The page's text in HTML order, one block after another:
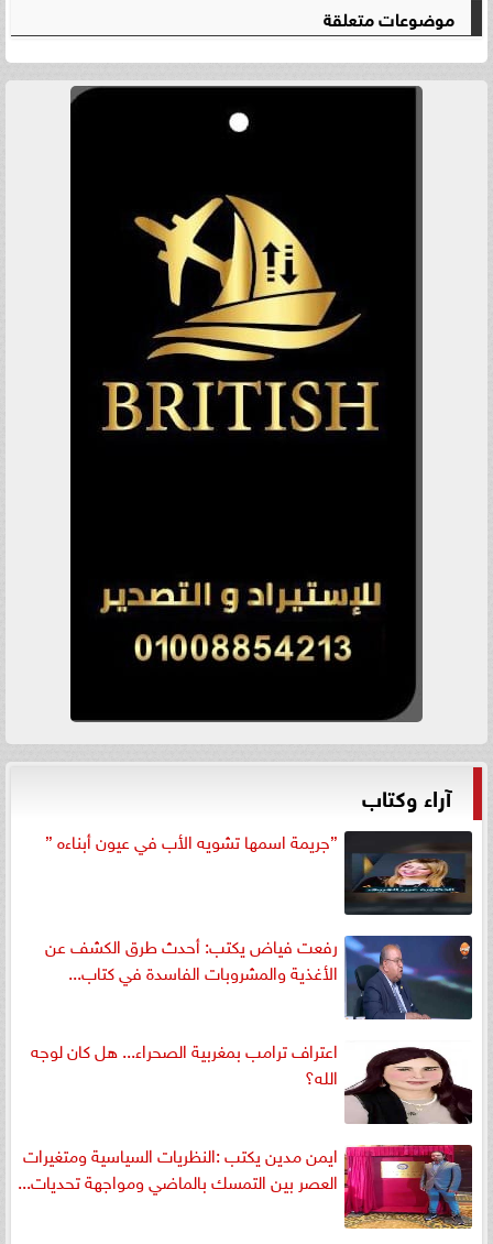
موضوعات متعلقة
آراء وكتاب
”جريمة اسمها تشويه الأب في عيون أبناءه ”
رفعت فياض يكتب: أحدث طرق الكشف عن
الأغذية والمشروبات الفاسدة في كتاب...
اعتراف ترامب بمغربية الصحراء... هل كان لوجه
الله؟
ايمن مدين يكتب :النظريات السياسية ومتغيرات
العصر بين التمسك بالماضي ومواجهة تحديات...